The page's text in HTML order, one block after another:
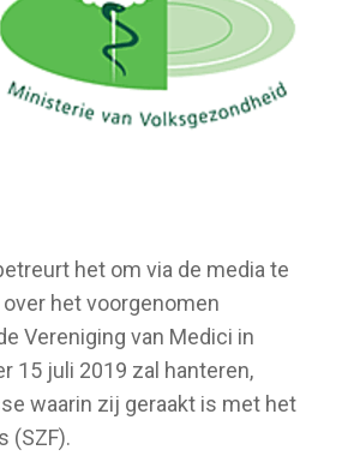
het om via de media te
het voorgenomen
Vereniging van Medici in
15 juli 2019 zal hanteren,
waarin zij geraakt is met het
(SZF).